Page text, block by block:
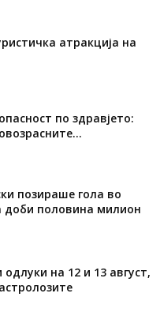
атракција на
по здравјето:
позираше гола во
доби половина милион
на 12 и 13 август,